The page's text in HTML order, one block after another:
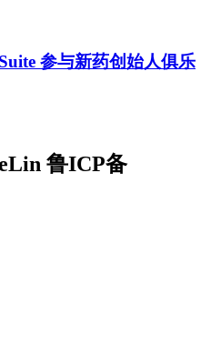
参与新药创始人俱乐
鲁ICP备